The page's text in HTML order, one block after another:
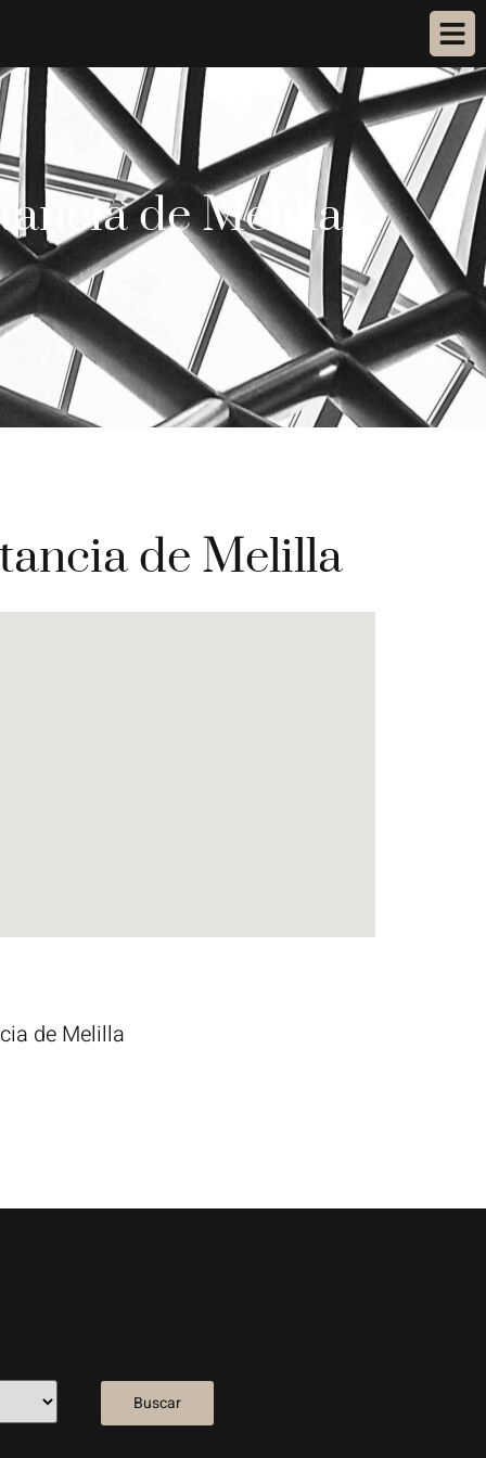
de Melilla
de Melilla
de Melilla